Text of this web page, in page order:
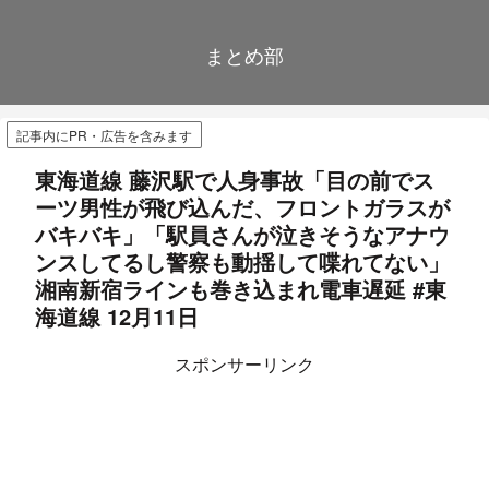
まとめ部
記事内にPR・広告を含みます
東海道線 藤沢駅で人身事故「目の前でス
ーツ男性が飛び込んだ、フロントガラスが
バキバキ」「駅員さんが泣きそうなアナウ
ンスしてるし警察も動揺して喋れてない」
湘南新宿ラインも巻き込まれ電車遅延 #東
海道線 12月11日
スポンサーリンク